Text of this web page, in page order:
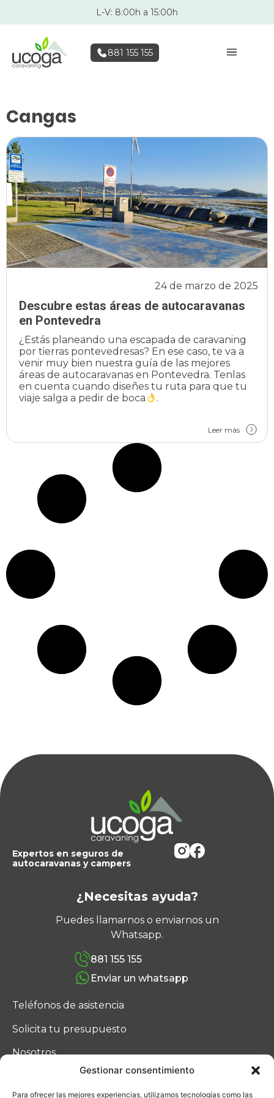
Gestionar consentimiento
Para ofrecer las mejores experiencias, utilizamos tecnologías como las
L-V: 8:00h a 15:00h
881 155 155
Cangas
Descubre estas áreas de autocaravanas
en Pontevedra
24 de marzo de 2025
¿Estás planeando una escapada de caravaning
por tierras pontevedresas? En ese caso, te va a
venir muy bien nuestra guía de las mejores
áreas de autocaravanas en Pontevedra. Tenlas
en cuenta cuando diseñes tu ruta para que tu
viaje salga a pedir de boca
.
Leer más
Expertos en seguros de
autocaravanas y campers
¿Necesitas ayuda?
Puedes llamarnos o enviarnos un
Whatsapp.
881 155 155
Enviar un whatsapp
Teléfonos de asistencia
Solicita tu presupuesto
Nosotros